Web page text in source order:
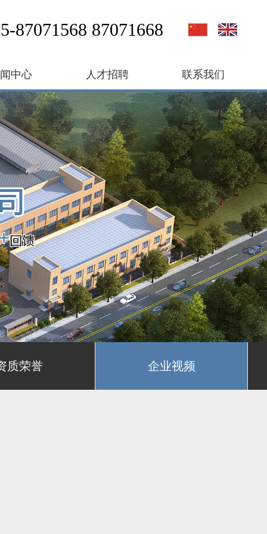
87071568 87071668
中心 人才招聘 联系我们
质荣誉 企业视频